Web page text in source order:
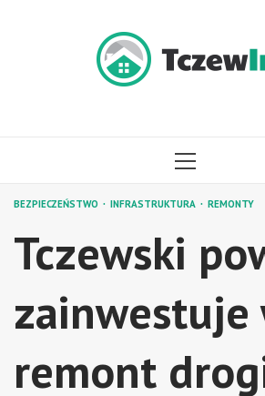
PRIMARY
BEZPIECZEŃSTWO INFRASTRUKTURA REMONTY
Tczewski
zainwestuje
remont